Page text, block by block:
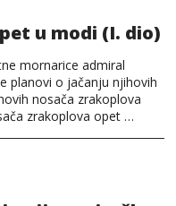
u modi (I. dio)
mornarice admiral
planovi o jačanju njihovih
nosača zrakoplova
zrakoplova opet …